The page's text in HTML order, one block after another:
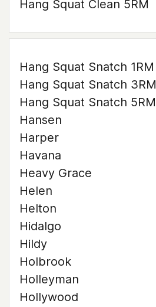
Hang Squat Clean 5RM
Hang Squat Snatch 1RM
Hang Squat Snatch 3RM
Hang Squat Snatch 5RM
Hansen
Harper
Havana
Heavy Grace
Helen
Helton
Hidalgo
Hildy
Holbrook
Holleyman
Hollywood